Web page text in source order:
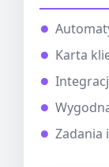
Karta
Zadania